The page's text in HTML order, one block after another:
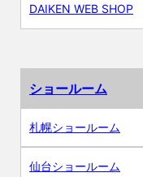
DAIKEN WEB SHOP
ショールーム
札幌ショールーム
仙台ショールーム